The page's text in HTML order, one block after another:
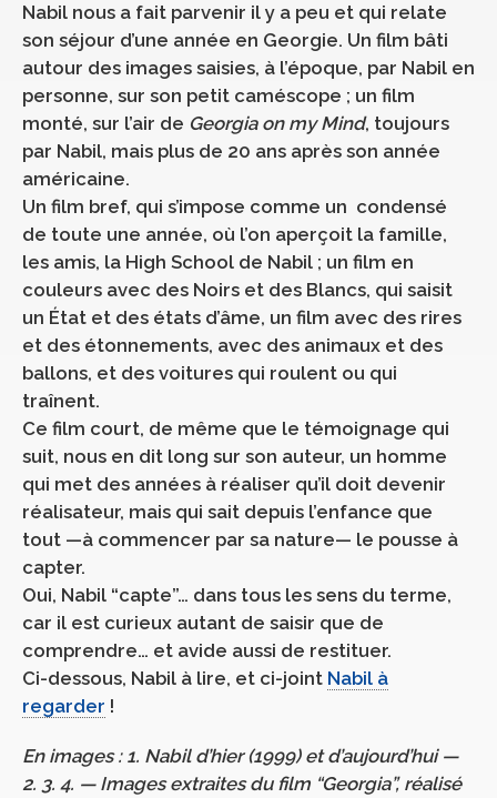
Nabil nous a fait parvenir il y a peu et qui relate
son séjour d’une année en Georgie. Un film bâti
autour des images saisies, à l’époque, par Nabil en
personne, sur son petit caméscope ; un film
monté, sur l’air de Georgia on my Mind, toujours
par Nabil, mais plus de 20 ans après son année
américaine.
Un film bref, qui s’impose comme un condensé
de toute une année, où l’on aperçoit la famille,
les amis, la High School de Nabil ; un film en
couleurs avec des Noirs et des Blancs, qui saisit
un État et des états d’âme, un film avec des rires
et des étonnements, avec des animaux et des
ballons, et des voitures qui roulent ou qui
traînent.
Ce film court, de même que le témoignage qui
suit, nous en dit long sur son auteur, un homme
qui met des années à réaliser qu’il doit devenir
réalisateur, mais qui sait depuis l’enfance que
tout —à commencer par sa nature— le pousse à
capter.
Oui, Nabil “capte”… dans tous les sens du terme,
car il est curieux autant de saisir que de
comprendre… et avide aussi de restituer.
Ci-dessous, Nabil à lire, et ci-joint Nabil à
regarder !
En images : 1. Nabil d’hier (1999) et d’aujourd’hui —
2. 3. 4. — Images extraites du film “Georgia”, réalisé